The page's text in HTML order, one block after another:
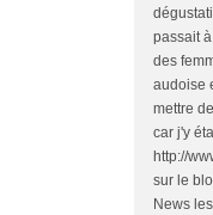
passait
des
audoise
mettre
car j'y
http://
sur le
News